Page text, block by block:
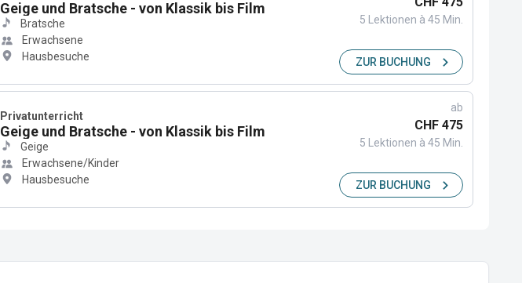
Geige und Bratsche - von Klassik bis Film
Bratsche
Erwachsene
Hausbesuche
5 Lektionen à 45 Min.
ZUR BUCHUNG
Privatunterricht
Geige und Bratsche - von Klassik bis Film
Geige
Erwachsene/Kinder
Hausbesuche
ab
CHF 475
5 Lektionen à 45 Min.
ZUR BUCHUNG